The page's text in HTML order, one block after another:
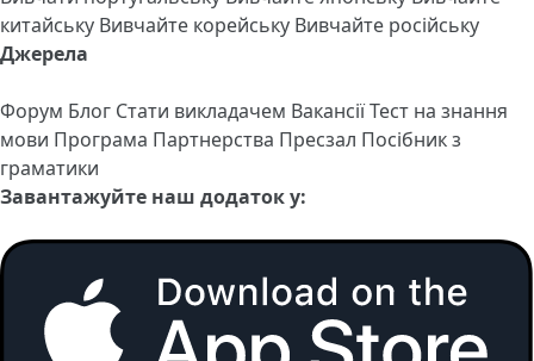
китайську Вивчайте корейську Вивчайте російську
Джерела
Форум Блог Стати викладачем ВакансіїТест на знання
мови Програма Партнерства Пресзал Посібник з
граматики
Завантажуйте наш додаток у: